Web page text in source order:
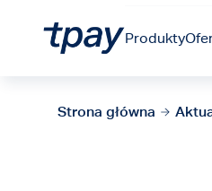
Produkty
Strona główna